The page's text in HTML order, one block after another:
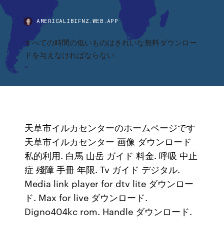
AMERICALIBIFNZ.WEB.APP
すべての時間の低いものはきれいな無料ダウンロー
ドを与えなければならない
天草市イルカセンターのホームページです
天草市イルカセンター 画像 ダウンロード
私的利用. 白馬 山岳 ガイド 料金. 呼吸 中止
症 殘障 手冊 年限. Tv ガイド デジタル.
Media link player for dtv lite ダウンロー
ド. Max for live ダウンロード.
Digno404kc rom. Handle ダウンロード.